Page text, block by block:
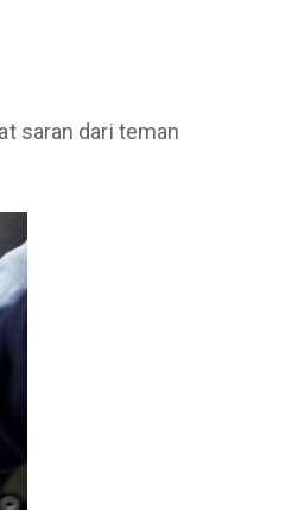
saran dari teman